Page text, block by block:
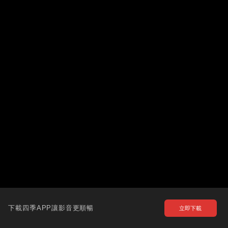
下載四季APP讓影音更順暢 立即下載